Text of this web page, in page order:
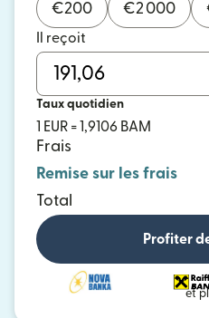
€200 €2 000
Il reçoit
Taux quotidien
1 EUR = 1,9106 BAM
Frais
Remise sur les frais
Total
Profiter
et